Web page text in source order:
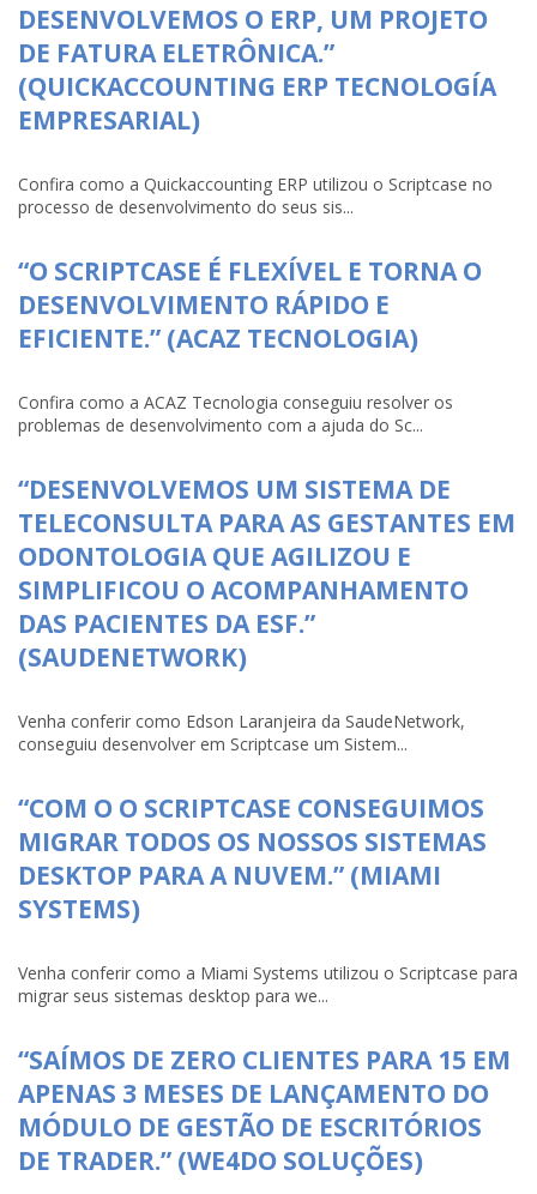
DESENVOLVEMOS O ERP, UM PROJETO
DE FATURA ELETRÔNICA.”
(QUICKACCOUNTING ERP TECNOLOGÍA
EMPRESARIAL)
Confira como a Quickaccounting ERP utilizou o Scriptcase no
processo de desenvolvimento do seus sis...
“O SCRIPTCASE É FLEXÍVEL E TORNA O
DESENVOLVIMENTO RÁPIDO E
EFICIENTE.” (ACAZ TECNOLOGIA)
Confira como a ACAZ Tecnologia conseguiu resolver os
problemas de desenvolvimento com a ajuda do Sc...
“DESENVOLVEMOS UM SISTEMA DE
TELECONSULTA PARA AS GESTANTES EM
ODONTOLOGIA QUE AGILIZOU E
SIMPLIFICOU O ACOMPANHAMENTO
DAS PACIENTES DA ESF.”
(SAUDENETWORK)
Venha conferir como Edson Laranjeira da SaudeNetwork,
conseguiu desenvolver em Scriptcase um Sistem...
“COM O O SCRIPTCASE CONSEGUIMOS
MIGRAR TODOS OS NOSSOS SISTEMAS
DESKTOP PARA A NUVEM.” (MIAMI
SYSTEMS)
Venha conferir como a Miami Systems utilizou o Scriptcase para
migrar seus sistemas desktop para we...
“SAÍMOS DE ZERO CLIENTES PARA 15 EM
APENAS 3 MESES DE LANÇAMENTO DO
MÓDULO DE GESTÃO DE ESCRITÓRIOS
DE TRADER.” (WE4DO SOLUÇÕES)